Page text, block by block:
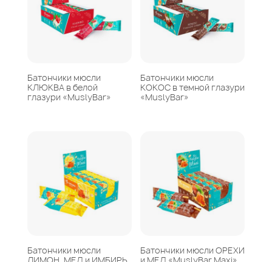
Батончики мюсли
КЛЮКВА в белой
глазури «MuslyBar»
Батончики мюсли
КОКОС в темной глазури
«MuslyBar»
Батончики мюсли
Батончики мюсли ОРЕХИ